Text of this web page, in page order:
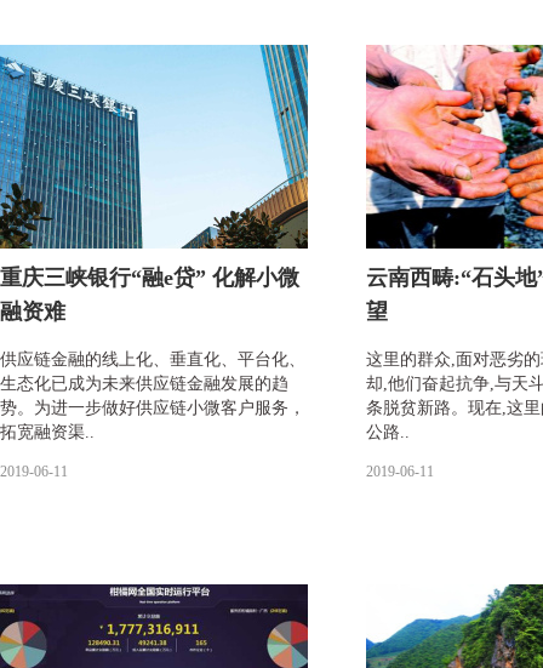
重庆三峡银行“融e贷” 化解小微
融资难
供应链金融的线上化、垂直化、平台化、
生态化已成为未来供应链金融发展的趋
势。为进一步做好供应链小微客户服务，
拓宽融资渠..
2019-06-11
云南西畴:“石头
望
这里的群众,面对恶劣
却,他们奋起抗争,与天
条脱贫新路。现在,这
公路..
2019-06-11